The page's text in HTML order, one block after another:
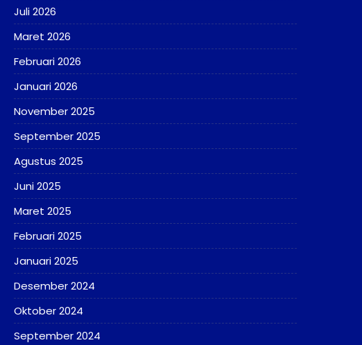
Juli 2026
Maret 2026
Februari 2026
Januari 2026
November 2025
September 2025
Agustus 2025
Juni 2025
Maret 2025
Februari 2025
Januari 2025
Desember 2024
Oktober 2024
September 2024